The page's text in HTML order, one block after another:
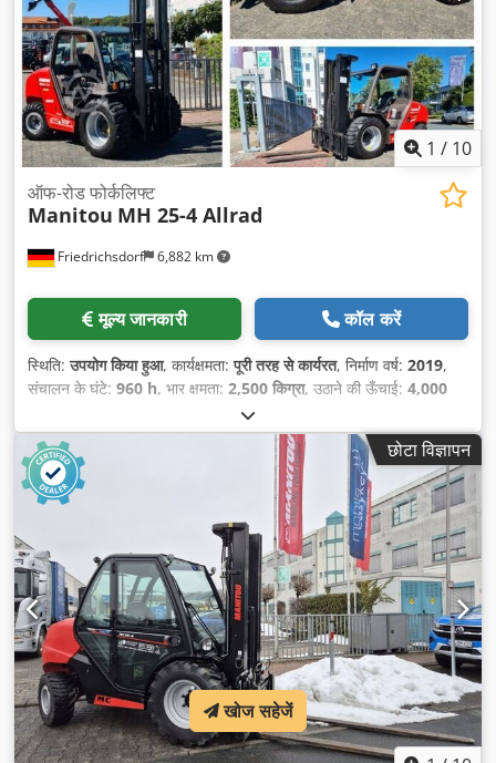
1 / 10
Friedrichsdorf 6,882 km
ऑफ-रोड फोर्कलिफ्ट
Manitou MH 25-4 Allrad
मूल्य जानकारी कॉल करें
स्थिति:उपयोग किया हुआ, कार्यक्षमता:पूरी तरह से कार्यरत, निर्माण वर्ष: 2019,
संचालन के घंटे: 960 h, भार क्षमता: 2,500 किग्रा, उठाने की ऊँचाई: 4,000
, ईंधन का प्रकार:
ट्रिप्लेक्स, निर्माण ऊँचाई:2,045 मिमी, शक्ति:44 किलोवाट (59.82 एचपी),
फोर्क की लंबाई:
4,475 किग्रा , कुल लंबाई:2,260
मिमी, ड्राइव प्रकार: , निर्माण चौड़ाई: 1,540 मिमी ,
छोटा विज्ञापन
खोज सहेजें